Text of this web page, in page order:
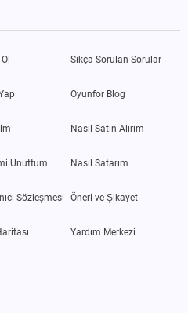
Unuttum
Sözleşmesi
Sıkça Sorulan Sorular
Oyunfor Blog
Nasıl Satın Alırım
Nasıl Satarım
Öneri ve Şikayet
Yardım Merkezi